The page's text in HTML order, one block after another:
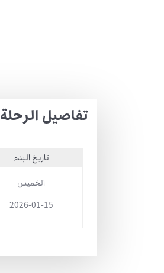
تفاصيل الرحلة
تاريخ البدء
الخميس
2026-01-15